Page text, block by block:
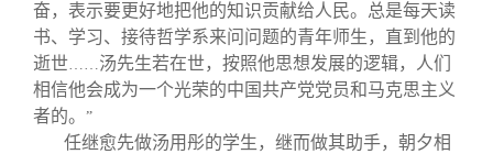
奋，表示要更好地把他的知识贡献给人民。总是每天读
书、学习、接待哲学系来问问题的青年师生，直到他的
逝世……汤先生若在世，按照他思想发展的逻辑，人们
相信他会成为一个光荣的中国共产党党员和马克思主义
者的。 ”
任继愈先做汤用彤的学生，继而做其助手，朝夕相